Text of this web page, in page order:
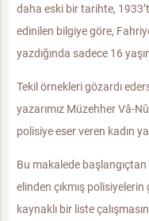
daha eski bir tarihte,
edinilen bilgiye göre,
yazdığında sadece 16
Tekil örnekleri gözardı
yazarımız Müzehher Vâ-
polisiye eser veren kadın
Bu makalede
elinden çıkmış
kaynaklı bir liste